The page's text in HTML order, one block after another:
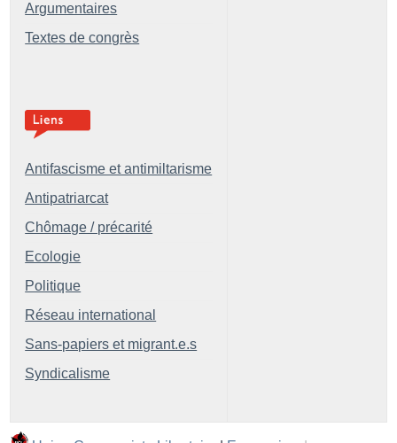
Argumentaires
Textes de congrès
Antifascisme et antimiltarisme
Antipatriarcat
Chômage / précarité
Ecologie
Politique
Réseau international
Sans-papiers et migrant.e.s
Syndicalisme